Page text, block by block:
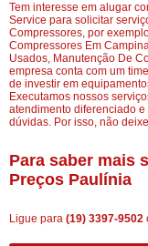
Tem interesse em alugar
Service para solicitar
Compressores, por
Compressores Em
Usados, Manutenção De
empresa conta com um
de investir em
Executamos nossos
atendimento diferenciado
dúvidas. Por isso, não
Para saber mais
Preços Paulínia
Ligue para (19) 3397-9502